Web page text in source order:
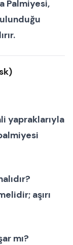
Palmiyesi,
yapraklarıyla
aşırı
mı?